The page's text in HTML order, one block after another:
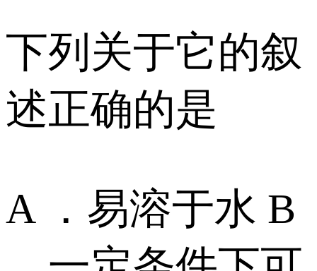
下列关于它的叙
述正确的是
A ．易溶于水 B